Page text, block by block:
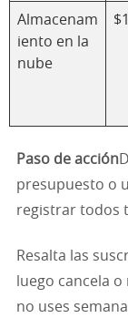
Almacenam
iento en la
nube
Paso de acción
presupuesto o
registrar todos
Resalta las
luego cancela
no uses